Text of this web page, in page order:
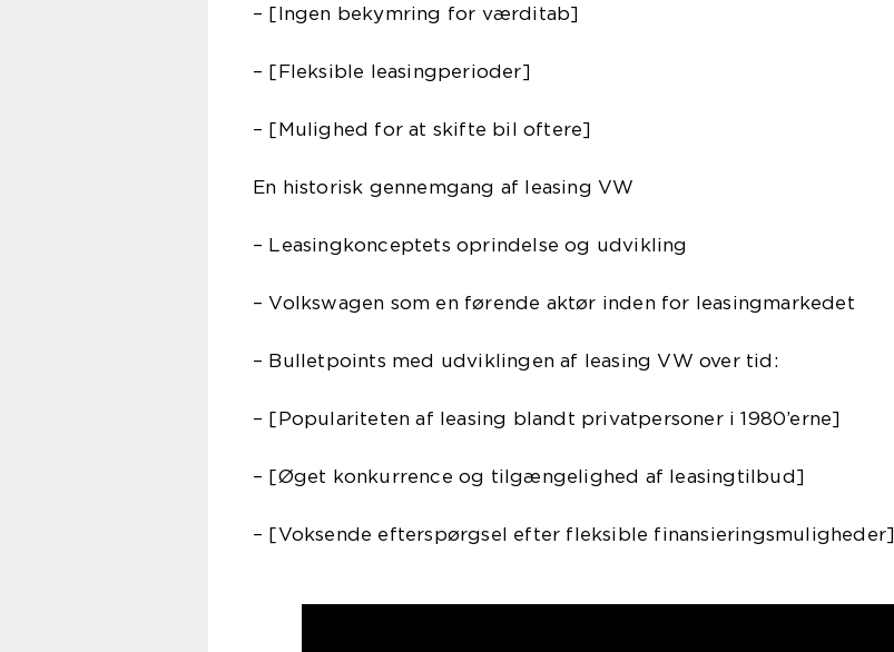
– [Ingen bekymring for værditab]
– [Fleksible leasingperioder]
– [Mulighed for at skifte bil oftere]
En historisk gennemgang af leasing VW
– Leasingkonceptets oprindelse og udvikling
– Volkswagen som en førende aktør inden for leasingmarkedet
– Bulletpoints med udviklingen af leasing VW over tid:
– [Populariteten af leasing blandt privatpersoner i 1980’erne]
– [Øget konkurrence og tilgængelighed af leasingtilbud]
– [Voksende efterspørgsel efter fleksible finansieringsmuligheder]